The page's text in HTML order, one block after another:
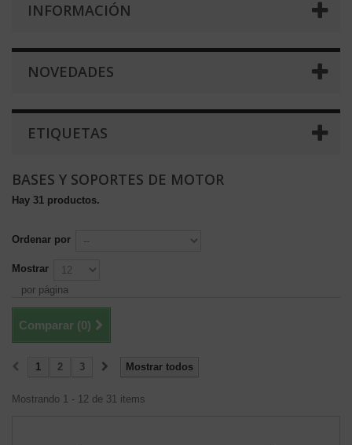
INFORMACIÓN
NOVEDADES
ETIQUETAS
BASES Y SOPORTES DE MOTOR
Hay 31 productos.
Ordenar por
Mostrar
por página
Comparar (0)
Mostrar todos
1 2 3
Mostrando 1 - 12 de 31 items